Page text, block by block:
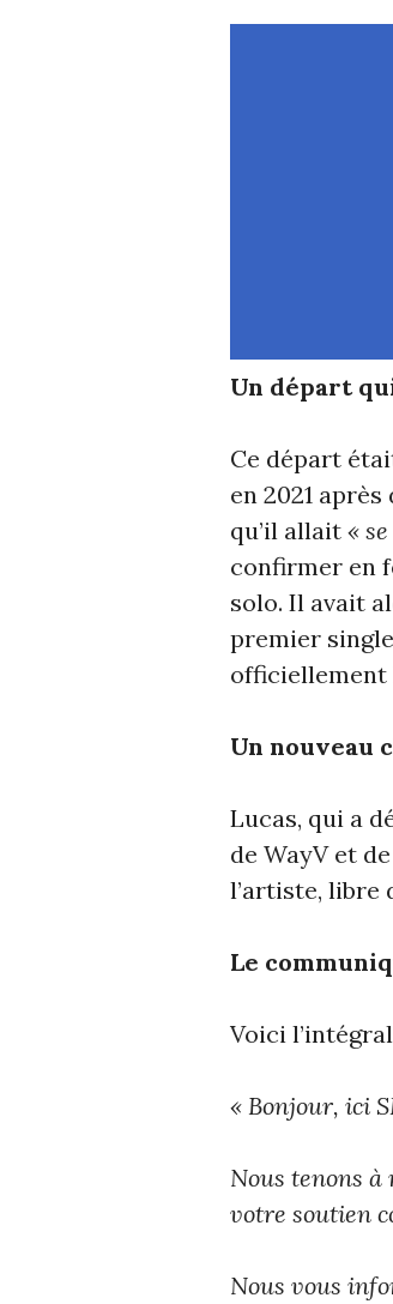
Un départ
Ce départ
en 2021
qu’il allait «
confirmer en
solo. Il avait
premier
officiellement
Un nouveau
Lucas, qui a
de WayV et
l’artiste, libre
Le
Voici
« Bonjour, ici
Nous tenons
votre soutien
Nous vous